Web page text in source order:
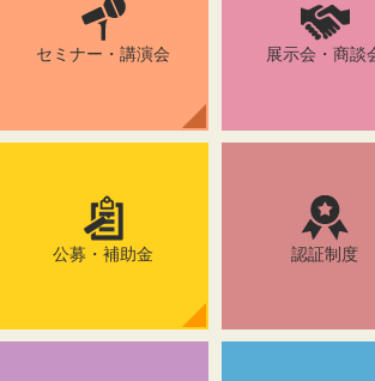
セミナー・講演会 展示会・商談
公募・補助金 認証制度